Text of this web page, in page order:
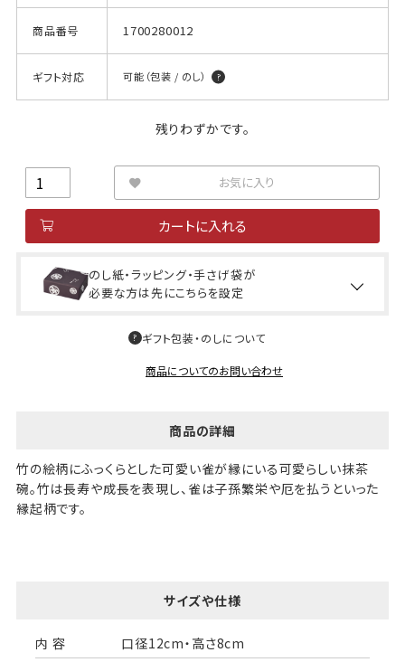
商品番号 1700280012
ギフト対応 可能（包装 / のし）
残りわずかです。
お気に入り
カートに入れる
のし紙・ラッピング・手さげ袋が
必要な方は先にこちらを設定
ギフト包装・のしについて
商品についてのお問い合わせ
商品の詳細
竹の絵柄にふっくらとした可愛い雀が縁にいる可愛らしい抹茶
碗。竹は長寿や成長を表現し、雀は子孫繁栄や厄を払うといった
縁起柄です。
サイズや仕様
内 容
口径12cm・高さ8cm